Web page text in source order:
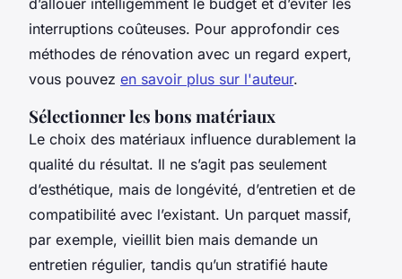
interruptions coûteuses. Pour approfondir ces
méthodes de rénovation avec un regard expert,
vous pouvez en savoir plus sur l'auteur.
Sélectionner les bons matériaux
Le choix des matériaux influence durablement la
qualité du résultat. Il ne s’agit pas seulement
d’esthétique, mais de longévité, d’entretien et de
compatibilité avec l’existant. Un parquet massif,
par exemple, vieillit bien mais demande un
entretien régulier, tandis qu’un stratifié haute